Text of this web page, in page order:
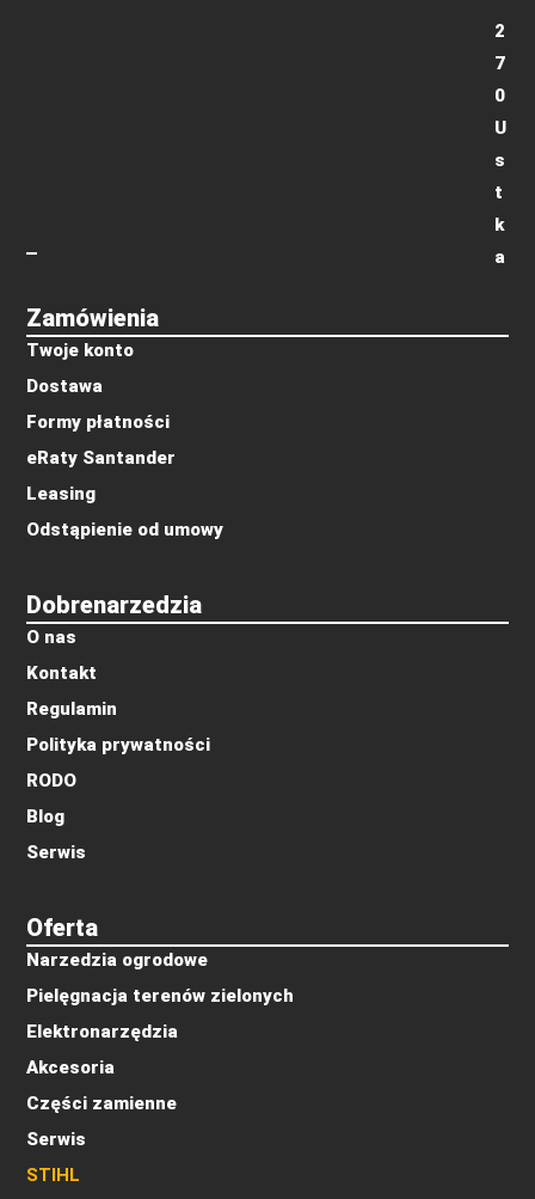
Oferta
Narzedzia ogrodowe
Pielęgnacja terenów zielonych
Elektronarzędzia
Akcesoria
Części zamienne
Serwis
STIHL
Dobrenarzedzia
O nas
Kontakt
Regulamin
Polityka prywatności
RODO
Blog
Serwis
Zamówienia
Twoje konto
Dostawa
Formy płatności
eRaty Santander
Leasing
Odstąpienie od umowy
2
7
0
U
s
t
k
a